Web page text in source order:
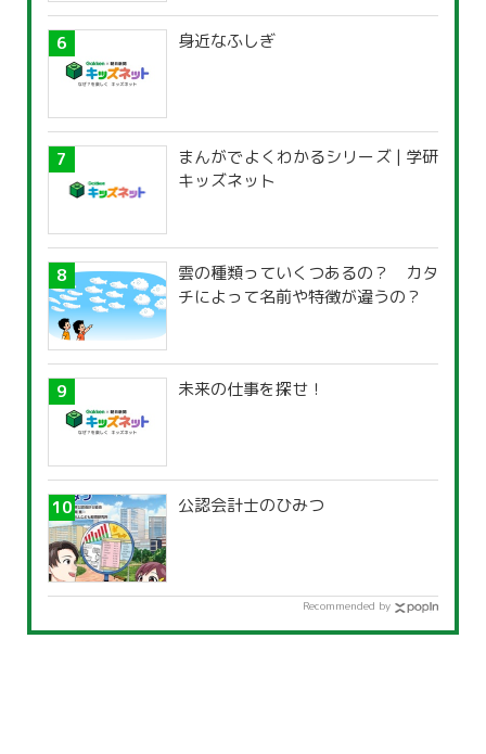
身近なふしぎ
まんがでよくわかるシリーズ | 学研
キッズネット
雲の種類っていくつあるの？ カタ
チによって名前や特徴が違うの？
未来の仕事を探せ！
公認会計士のひみつ
Recommended by